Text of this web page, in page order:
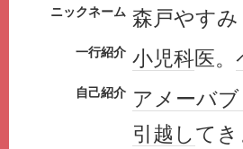
ニックネーム 森戸やすみ
一行紹介 小児科医。
自己紹介 アメーバ
引越してき